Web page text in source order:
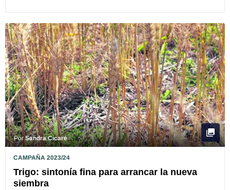
PorSandra Cicaré
CAMPAÑA 2023/24
Trigo: sintonía fina para arrancar la nueva
siembra